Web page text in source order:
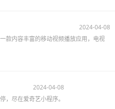
2024-04-08
款内容丰富的移动视频播放应用，电视
2024-04-08
，尽在爱奇艺小程序。